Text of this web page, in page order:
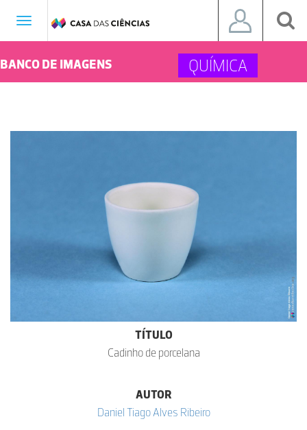
Toggle
BANCO DE IMAGENS QUÍMICA
TÍTULO
Cadinho de porcelana
AUTOR
Daniel Tiago Alves Ribeiro